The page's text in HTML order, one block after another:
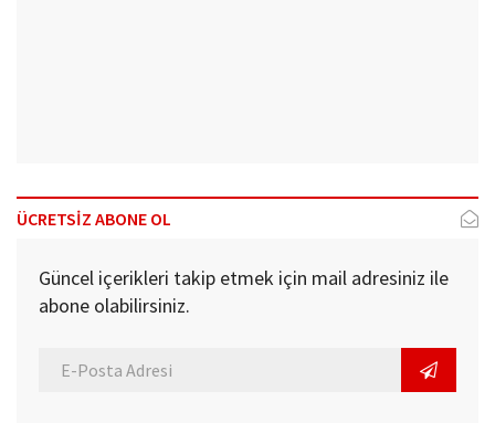
ÜCRETSİZ ABONE OL
Güncel içerikleri takip etmek için mail adresiniz ile
abone olabilirsiniz.